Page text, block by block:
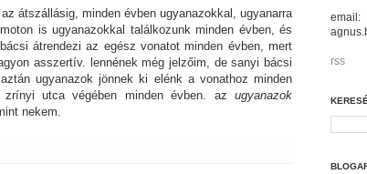
átszállásig, minden évben ugyanazokkal, ugyanarra
is ugyanazokkal találkozunk minden évben, és
átrendezi az egész vonatot minden évben, mert
asszertív. lennének még jelzőim, de sanyi bácsi
aztán ugyanazok jönnek ki elénk a vonathoz minden
utca végében minden évben. az ugyanazok
nekem.
email:
rss